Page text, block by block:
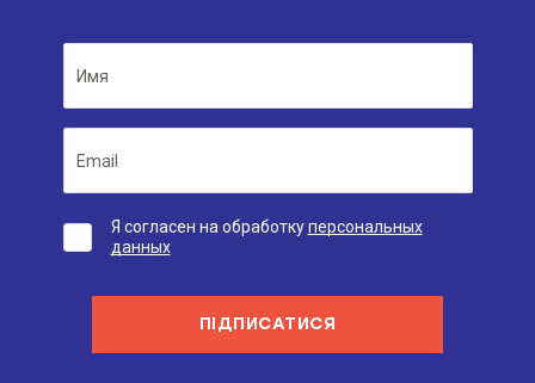
Я согласен на обработкуперсональных
данных
ПІДПИСАТИСЯ